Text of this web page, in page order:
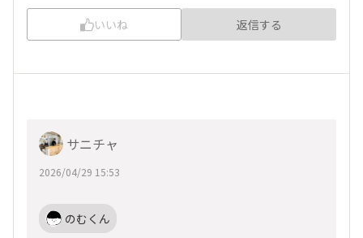
いいね 返信する
サニチャ
2026/04/29 15:53
のむくん